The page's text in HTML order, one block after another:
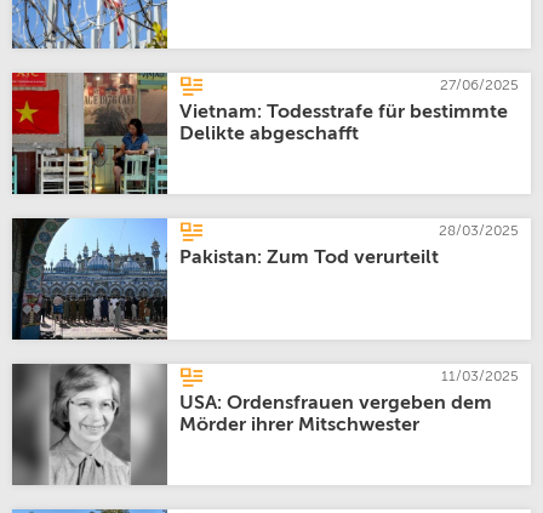
27/06/2025
Vietnam: Todesstrafe für bestimmte
Delikte abgeschafft
28/03/2025
Pakistan: Zum Tod verurteilt
11/03/2025
USA: Ordensfrauen vergeben dem
Mörder ihrer Mitschwester